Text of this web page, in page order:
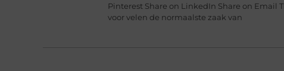
Pinterest Share on LinkedIn Share on Email
voor velen de normaalste zaak van